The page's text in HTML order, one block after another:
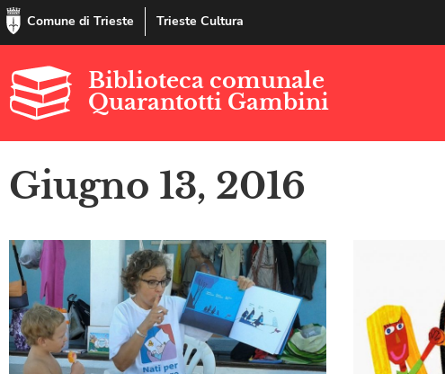
Comune di Trieste Trieste Cultura
Biblioteca comunale
Quarantotti Gambini
Giugno 13, 2016